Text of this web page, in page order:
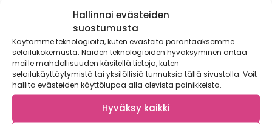
Hallinnoi evästeiden
suostumusta
Käytämme teknologioita, kuten evästeitä parantaaksemme
selailukokemusta. Näiden teknologioiden hyväksyminen antaa
meille mahdollisuuden käsitellä tietoja, kuten
selailukäyttäytymistä tai yksilöllisiä tunnuksia tällä sivustolla. Voit
hallita evästeiden käyttölupaa alla olevista painikkeista.
Hyväksy kaikki
pitkistä illallisista ystävien kesken. Lasiin kaadetaan kylmää